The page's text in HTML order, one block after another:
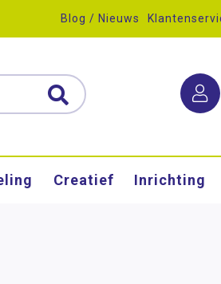
Blog / Nieuws
Creatief Inrichting